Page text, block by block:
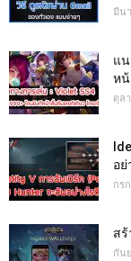
มีน
แน
หน้
ตุล
อย่
กร
สร้
กัน